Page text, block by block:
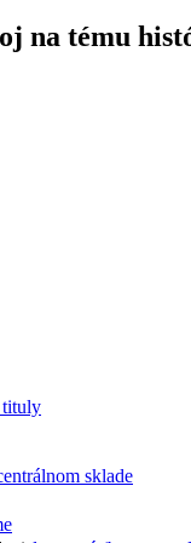
na tému
tituly
sklade